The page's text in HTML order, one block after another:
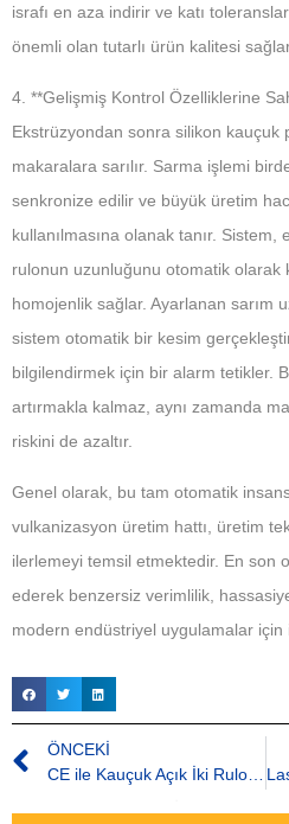
israfı en aza indirir ve katı
önemli olan tutarlı ürün kalitesi
4. **Gelişmiş Kontrol Özelliklerine
Ekstrüzyondan sonra silikon kauçuk
makaralara sarılır. Sarma işlemi
senkronize edilir ve büyük üretim
kullanılmasına olanak tanır. Sistem,
rulonun uzunluğunu otomatik olarak
homojenlik sağlar. Ayarlanan sarım
sistem otomatik bir kesim
bilgilendirmek için bir alarm tetikler.
artırmakla kalmaz, aynı zamanda
riskini de azaltır.
Genel olarak, bu tam otomatik
vulkanizasyon üretim hattı, üretim
ilerlemeyi temsil etmektedir. En son
ederek benzersiz verimlilik,
modern endüstriyel uygulamalar için
ÖNCEKI
CE ile Kauçuk Açık İki Rulo Karıştırıcı